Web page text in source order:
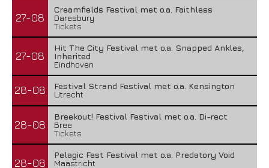
27-08
Creamfields Festival met o.a. Faithless
Daresbury
Tickets
27-08
Hit The City Festival met o.a. Snapped Ankles,
Inherited
Eindhoven
28-08
Festival Strand Festival met o.a. Kensington
Utrecht
28-08
Breekout! Festival Festival met o.a. Di-rect
Bree
Tickets
28-08
Pelagic Fest Festival met o.a. Predatory Void
Maastricht